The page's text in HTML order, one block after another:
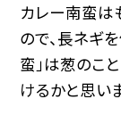
カレー南蛮は
ので、長ネギ
蛮」は葱のこ
けるかと思い